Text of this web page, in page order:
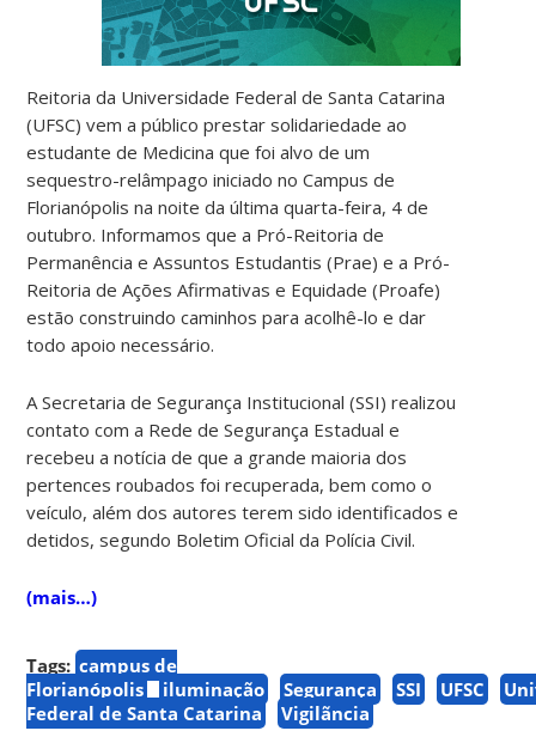
Reitoria da Universidade Federal de Santa Catarina
(UFSC) vem a público prestar solidariedade ao
estudante de Medicina que foi alvo de um
sequestro-relâmpago iniciado no Campus de
Florianópolis na noite da última quarta-feira, 4 de
outubro. Informamos que a Pró-Reitoria de
Permanência e Assuntos Estudantis (Prae) e a Pró-
Reitoria de Ações Afirmativas e Equidade (Proafe)
estão construindo caminhos para acolhê-lo e dar
todo apoio necessário.
A Secretaria de Segurança Institucional (SSI) realizou
contato com a Rede de Segurança Estadual e
recebeu a notícia de que a grande maioria dos
pertences roubados foi recuperada, bem como o
veículo, além dos autores terem sido identificados e
detidos, segundo Boletim Oficial da Polícia Civil.
(mais…)
Tags: campus de
Florianópolis
iluminação Segurança SSI UFSC
Federal de Santa Catarina
Vigilãncia